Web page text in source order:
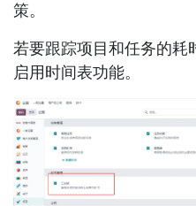
策。
若要跟踪项目和任务的耗
启用时间表功能。